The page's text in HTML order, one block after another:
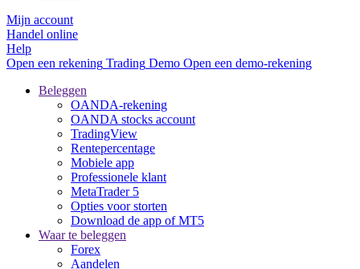
Mijn account
Handel online
Help
Open een rekening Trading Demo Open een demo-rekening
Beleggen
OANDA-rekening
OANDA stocks account
TradingView
Rentepercentage
Mobiele app
Professionele klant
MetaTrader 5
Opties voor storten
Download de app of MT5
Waar te beleggen
Forex
Aandelen